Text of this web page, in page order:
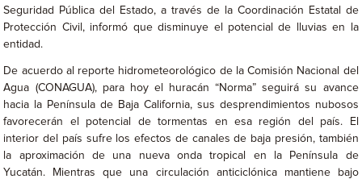
Seguridad Pública del Estado, a través de la Coordinación Estatal de
Protección Civil, informó que disminuye el potencial de lluvias en la
entidad.
De acuerdo al reporte hidrometeorológico de la Comisión Nacional del
Agua (CONAGUA), para hoy el huracán “Norma” seguirá su avance
hacia la Península de Baja California, sus desprendimientos nubosos
favorecerán el potencial de tormentas en esa región del país. El
interior del país sufre los efectos de canales de baja presión, también
la aproximación de una nueva onda tropical en la Península de
Yucatán. Mientras que una circulación anticiclónica mantiene bajo